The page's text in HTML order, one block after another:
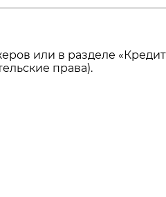
или в разделе
права).